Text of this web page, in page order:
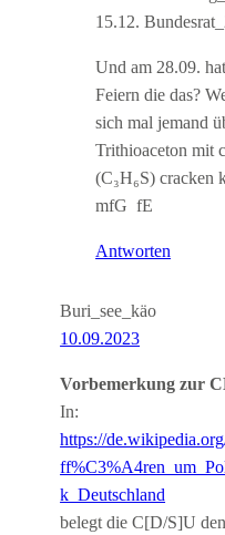
15.12.
Und am 28.09.
Feiern die das?
sich mal jemand
Trithioaceton mit
(C₃H₆S) cracken
mfG fE
Antworten
Buri_see_käo
10.09.2023
Vorbemerkung zur
In:
https://
k_Deutschland
belegt die C[D/S]U